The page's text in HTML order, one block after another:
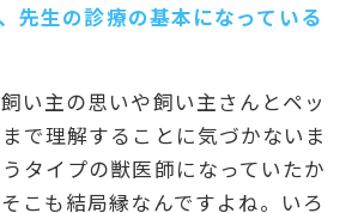
先生の診療の基本になっている
い主の思いや飼い主さんとペッ
で理解することに気づかないま
タイプの獣医師になっていたか
こも結局縁なんですよね。いろ